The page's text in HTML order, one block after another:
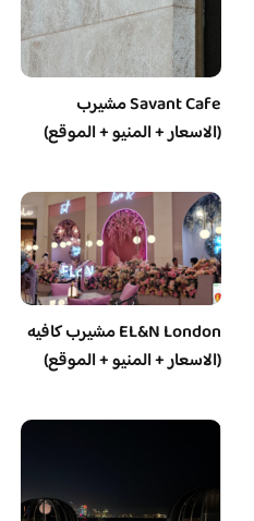
Savant Cafe مشيرب
(الاسعار + المنيو + الموقع)
EL&N London مشيرب كافيه
(الاسعار + المنيو + الموقع)